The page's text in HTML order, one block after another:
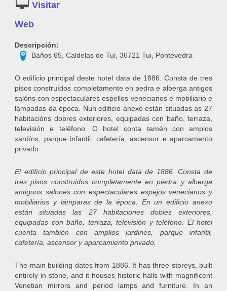
Descripción:
Baños 65, Caldelas de Tui, 36721 Tui, Pontevedra
O edificio principal deste hotel data de 1886. Consta de tres
pisos construídos completamente en pedra e alberga antigos
salóns con espectaculares espellos venecianos e mobiliario e
lámpadas da época. Nun edificio anexo están situadas as 27
habitacións dobres exteriores, equipadas con baño, terraza,
televisión e teléfono. O hotel conta tamén con amplos
xardíns, parque infantil, cafetería, ascensor e aparcamento
privado.
El edificio principal de este hotel data de 1886. Consta de
tres pisos construidos completamente en piedra y alberga
antiguos salones con espectaculares espejos venecianos y
mobiliarios y lámparas de la época. En un edificio anexo
están situadas las 27 habitaciones dobles exteriores,
equipadas con baño, terraza, televisión y teléfono. El hotel
cuenta también con amplios jardines, parque infantil,
cafetería, ascensor y aparcamiento privado.
The main building dates from 1886. It has three storeys, built
entirely in stone, and it houses historic halls with magnificent
Venetian mirrors and period lamps and furniture. In an